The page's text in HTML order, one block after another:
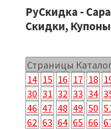
РуСкидка -
Скидки,
Страницы
14 15 16 17 18
30 31 32 33 34
46 47 48 49 50
62 63 64 65 66